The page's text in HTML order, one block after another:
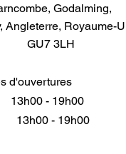
Godalming,
Angleterre, Royaume-
GU7 3LH
d'ouvertures
13h00 - 19h00
13h00 - 19h00